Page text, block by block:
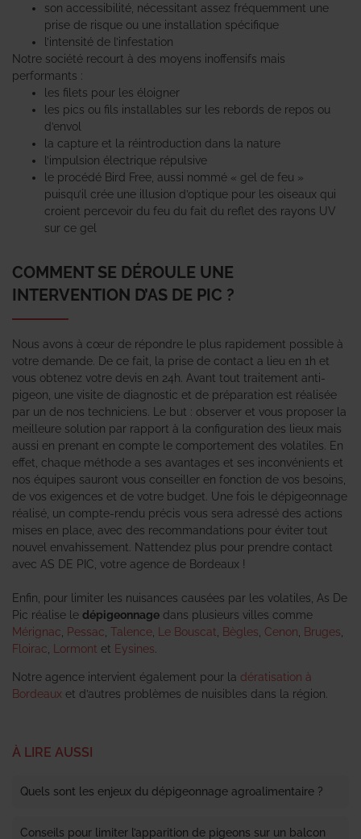
son accessibilité, nécessitant assez fréquemment une
prise de risque ou une installation spécifique
l’intensité de l’infestation
Notre société recourt à des moyens inoffensifs mais
performants :
les filets pour les éloigner
les pics ou fils installables sur les rebords de repos ou
d’envol
la capture et la réintroduction dans la nature
l’impulsion électrique répulsive
le procédé Bird Free, aussi nommé « gel de feu »
puisqu’il crée une illusion d’optique pour les oiseaux qui
croient percevoir du feu du fait du reflet des rayons UV
sur ce gel
COMMENT SE DÉROULE UNE
INTERVENTION D’AS DE PIC ?
Nous avons à cœur de répondre le plus rapidement possible à
votre demande. De ce fait, la prise de contact a lieu en 1h et
vous obtenez votre devis en 24h. Avant tout traitement anti-
pigeon, une visite de diagnostic et de préparation est réalisée
par un de nos techniciens. Le but : observer et vous proposer la
meilleure solution par rapport à la configuration des lieux mais
aussi en prenant en compte le comportement des volatiles. En
effet, chaque méthode a ses avantages et ses inconvénients et
nos équipes sauront vous conseiller en fonction de vos besoins,
de vos exigences et de votre budget. Une fois le dépigeonnage
réalisé, un compte-rendu précis vous sera adressé des actions
mises en place, avec des recommandations pour éviter tout
nouvel envahissement. N’attendez plus pour prendre contact
avec AS DE PIC, votre agence de Bordeaux !
Enfin, pour limiter les nuisances causées par les volatiles, As De
Pic réalise le dépigeonnage dans plusieurs villes comme
Mérignac
Pessac Talence Le Bouscat Bègles Cenon Bruges
Floirac
Lormont et Eysines
Notre agence intervient également pour la dératisation à
Bordeaux et d’autres problèmes de nuisibles dans la région.
À LIRE AUSSI
Quels sont les enjeux du dépigeonnage agroalimentaire ?
Conseils pour limiter l’apparition de pigeons sur un balcon